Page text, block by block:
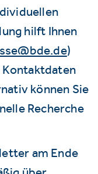
hilft Ihnen
)
können Sie
Recherche
am Ende